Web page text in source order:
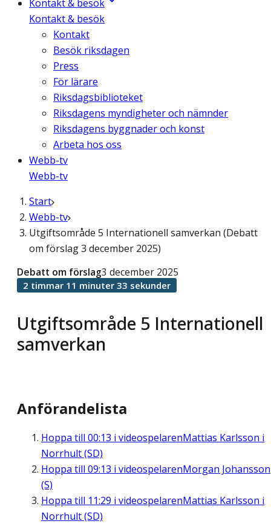
Kontakt & besök
Kontakt & besök
Kontakt
Besök riksdagen
Press
För lärare
Riksdagsbiblioteket
Riksdagens myndigheter och nämnder
Riksdagens byggnader och konst
Arbeta hos oss
Webb-tv
Webb-tv
Start
Webb-tv
Utgiftsområde 5 Internationell samverkan (Debatt
om förslag 3 december 2025)
Utgiftsområde 5 Internationell
samverkan
Debatt om förslag3 december 2025
2 timmar 11 minuter 33 sekunder
Anförandelista
Hoppa till 00:13 i videospelarenMattias Karlsson i
Norrhult (SD)
Hoppa till 09:13 i videospelarenMorgan Johansson
(S)
Hoppa till 11:29 i videospelarenMattias Karlsson i
Norrhult (SD)